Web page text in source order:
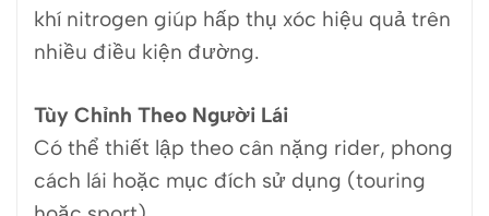
khí nitrogen giúp hấp thụ xóc hiệu quả trên
nhiều điều kiện đường.
Tùy Chỉnh Theo Người Lái
Có thể thiết lập theo cân nặng rider, phong
cách lái hoặc mục đích sử dụng (touring